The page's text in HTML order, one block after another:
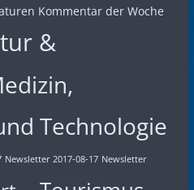
Kommentar der Woche
&
Technologie
Newsletter 2017-08-17 Newsletter